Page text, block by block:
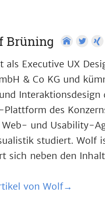
Brüning
als Executive UX
& Co KG und
Plattform des
Web- und Usability-
studiert. Wolf
sich neben den
von Wolf→